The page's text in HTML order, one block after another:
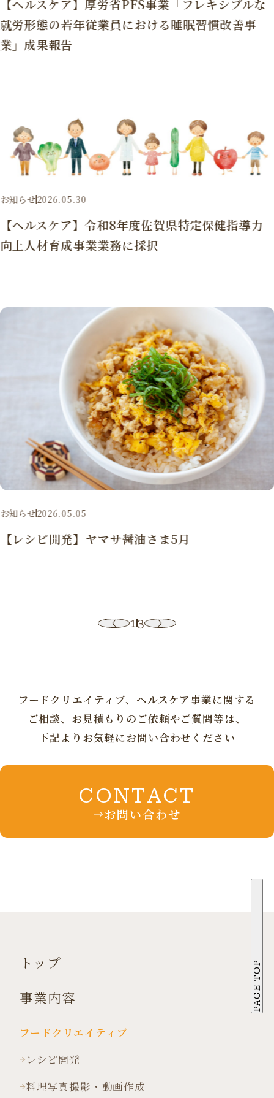
【ヘルスケア】厚労省PFS事業「フレキシブルな
就労形態の若年従業員における睡眠習慣改善事
業」成果報告
お知らせ2026.05.30
【ヘルスケア】令和8年度佐賀県特定保健指導力
向上人材育成事業業務に採択
お知らせ2026.05.05
【レシピ開発】ヤマサ醤油さま5月
13
フードクリエイティブ、ヘルスケア事業に関する
ご相談、お見積もりの ご依頼やご質問等は、
下記よりお気軽にお問い合わせください
CONTACT
お問い合わせ
PAGE TOP
トップ
事業内容
フードクリエイティブ
レシピ開発
料理写真撮影・動画作成